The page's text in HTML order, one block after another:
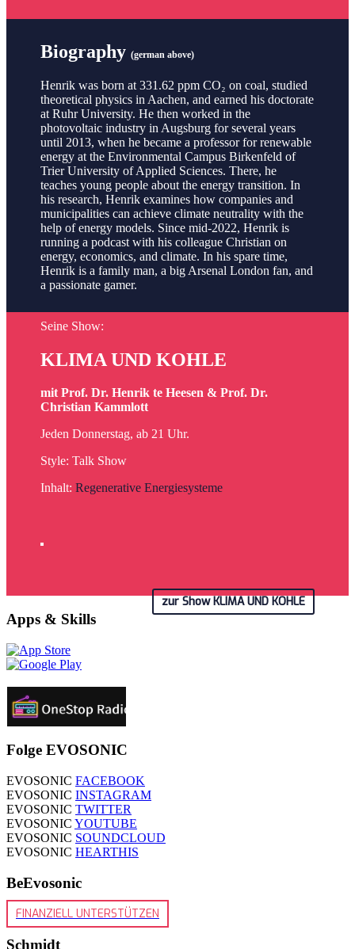
Biography(german above)
Henrik was born at 331.62 ppm CO₂ on coal, studied
theoretical physics in Aachen, and earned his doctorate
at Ruhr University. He then worked in the
photovoltaic industry in Augsburg for several years
until 2013, when he became a professor for renewable
energy at the Environmental Campus Birkenfeld of
Trier University of Applied Sciences. There, he
teaches young people about the energy transition. In
his research, Henrik examines how companies and
municipalities can achieve climate neutrality with the
help of energy models. Since mid-2022, Henrik is
running a podcast with his colleague Christian on
energy, economics, and climate. In his spare time,
Henrik is a family man, a big Arsenal London fan, and
a passionate gamer.
Seine Show:
KLIMA UND KOHLE
mit Prof. Dr. Henrik te Heesen & Prof. Dr.
Christian Kammlott
Jeden Donnerstag, ab 21 Uhr.
Style: Talk Show
Inhalt: Regenerative Energiesysteme
zur Show KLIMA UND KOHLE
Apps & Skills
Folge EVOSONIC
EVOSONIC FACEBOOK
EVOSONIC INSTAGRAM
EVOSONIC TWITTER
EVOSONIC YOUTUBE
EVOSONIC SOUNDCLOUD
EVOSONIC HEARTHIS
BeEvosonic
FINANZIELL UNTERSTÜTZEN
Schmidt